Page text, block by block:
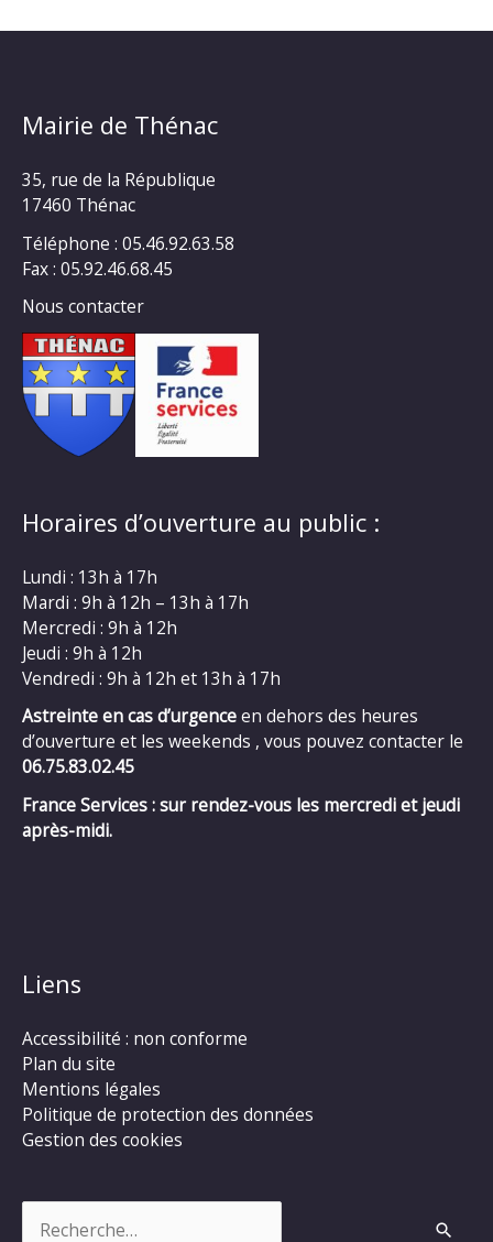
Mairie de Thénac
35, rue de la République
17460 Thénac
Téléphone : 05.46.92.63.58
Fax : 05.92.46.68.45
Nous contacter
Horaires d’ouverture au public :
Lundi : 13h à 17h
Mardi : 9h à 12h – 13h à 17h
Mercredi : 9h à 12h
Jeudi : 9h à 12h
Vendredi : 9h à 12h et 13h à 17h
Astreinte en cas d’urgenceen dehors des heures
d’ouverture et les weekends , vous pouvez contacter le
06.75.83.02.45
France Services : sur rendez-vous les mercredi et jeudi
après-midi.
Liens
Accessibilité : non conforme
Plan du site
Mentions légales
Politique de protection des données
Gestion des cookies